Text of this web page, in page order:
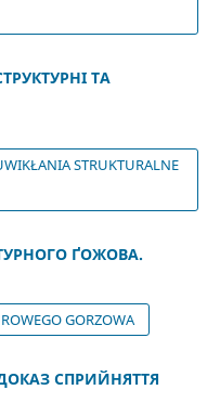
ТА
STRUKTURALNE
ҐОЖОВА.
GORZOWA
СПРИЙНЯТТЯ